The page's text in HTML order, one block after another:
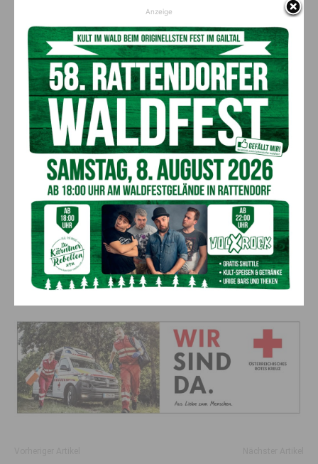
Realitätsnahe Einsatzübung: Unter der Leitung des Einsatzleiters werden
Abläufe trainiert, um im Ernstfall schnell, koordiniert und sicher Hilfe leisten zu
können
Alarmierung
Die Alarmierung erfolgt über die Rettungsleitstelle Kärnten per
SMS. In einer eigenen Alarmliste wie z.b. gewissen
Unfallmechaniken, mehreren Verletzte, Brände mit
Personenbeteiligung oder Großschadensereignisse wo mit
einem höheren Personalaufkommen zu rechnen ist, wird
automatisch ein Einsatzleiter alarmiert.
Zusammenfassend lässt sich sagen, dass der Einsatzleiter
eine entscheidende Rolle im Rettungswesen spielt. Durch
seine Organisation und Führung sorgt er dafür, dass Hilfe
Anzeige